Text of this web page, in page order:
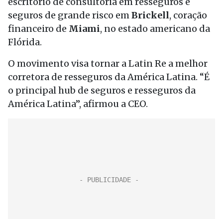
seguros de grande risco emBrickell, coração
financeiro de Miami, no estado americano da
Flórida.
O movimento visa tornar a Latin Re a melhor
corretora de resseguros da América Latina. “É
o principal hub de seguros e resseguros da
América Latina”, afirmou a CEO.